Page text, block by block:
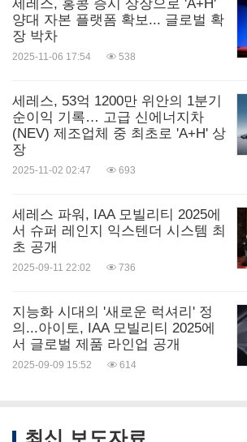
세레스, 홍콩 증시 상장으로 'A+H'
양대 자본 플랫폼 확보... 글로벌 확
장 박차
2025-11-06 17:54 538
세레스, 53억 1200만 위안의 1분기
순이익 기록… 고급 신에너지차
(NEV) 제조업체 중 최초로 'A+H' 상
장
2025-11-02 02:47 693
세레스 파워, IAA 모빌리티 2025에
서 슈퍼 레인지 익스텐더 시스템 최
초 공개
2025-09-11 22:02 736
지능화 시대의 '새로운 럭셔리' 정
의...아이토, IAA 모빌리티 2025에
서 글로벌 제품 라인업 공개
2025-09-09 15:52 614
최신 보도자료